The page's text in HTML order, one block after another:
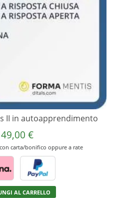
II in autoapprendimento
49,00 €
carta/bonifico oppure a rate
AL CARRELLO